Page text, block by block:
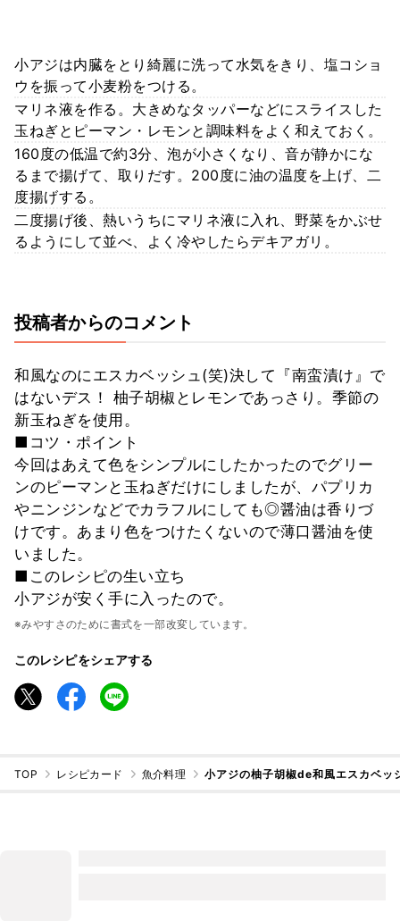
小アジは内臓をとり綺麗に洗って水気をきり、塩コショ
ウを振って小麦粉をつける。
マリネ液を作る。大きめなタッパーなどにスライスした
玉ねぎとピーマン・レモンと調味料をよく和えておく。
160度の低温で約3分、泡が小さくなり、音が静かにな
るまで揚げて、取りだす。200度に油の温度を上げ、二
度揚げする。
二度揚げ後、熱いうちにマリネ液に入れ、野菜をかぶせ
るようにして並べ、よく冷やしたらデキアガリ。
投稿者からのコメント
和風なのにエスカベッシュ(笑)決して『南蛮漬け』で
はないデス！ 柚子胡椒とレモンであっさり。季節の
新玉ねぎを使用。
■コツ・ポイント
今回はあえて色をシンプルにしたかったのでグリー
ンのピーマンと玉ねぎだけにしましたが、パプリカ
やニンジンなどでカラフルにしても◎醤油は香りづ
けです。あまり色をつけたくないので薄口醤油を使
いました。
■このレシピの生い立ち
小アジが安く手に入ったので。
※みやすさのために書式を一部改変しています。
このレシピをシェアする
TOP レシピカード 魚介料理 小アジの柚子胡椒de和風エスカベッ